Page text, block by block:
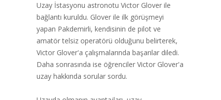
Uzay İstasyonu astronotu Victor Glover ile
bağlantı kuruldu. Glover ile ilk görüşmeyi
yapan Pakdemirli, kendisinin de pilot ve
amatör telsiz operatörü olduğunu belirterek,
Victor Glover'a çalışmalarında başarılar diledi.
Daha sonrasında ise öğrenciler Victor Glover'a
uzay hakkında sorular sordu.